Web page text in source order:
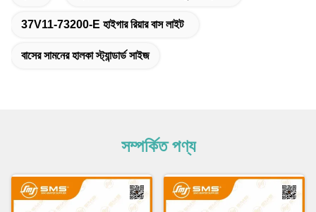
37V11-73200-E হাইগার রিয়ার বাস লাইট
বাসের সামনের হালকা স্ট্যান্ডার্ড সাইজ
সম্পর্কিত পণ্য